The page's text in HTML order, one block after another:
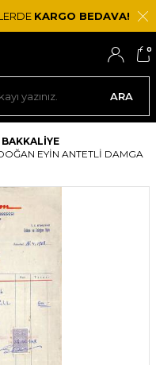
KARGO BEDAVA!
ARA
0
BAKKALIYE
EYIN ANTETLI DAMGA